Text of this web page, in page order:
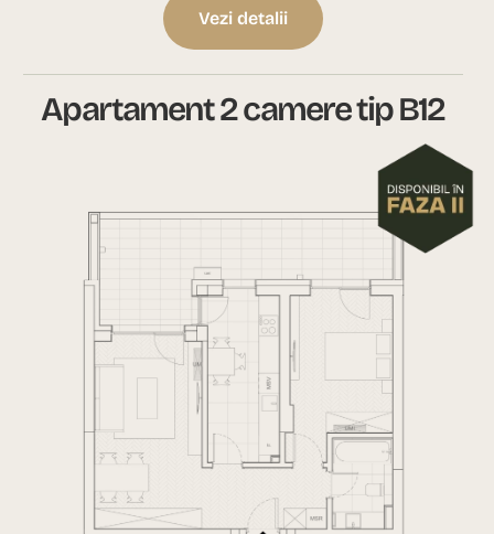
Vezi detalii
Apartament 2 camere tip B12